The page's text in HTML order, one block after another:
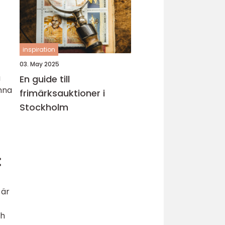
inspiration
03. May 2025
En guide till
frimärksauktioner i
Stockholm